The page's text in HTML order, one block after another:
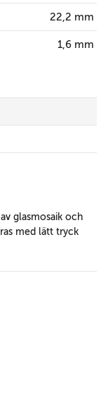
22,2 mm
1,6 mm
glasmosaik och
med lätt tryck